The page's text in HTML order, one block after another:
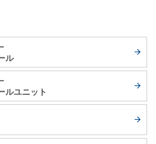
ル
ルユニット